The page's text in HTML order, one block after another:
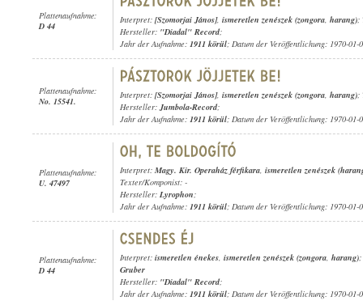
Plattenaufnahme:
D 44
Interpret: [Szomorjai János], ismeretlen zenészek (zongora, harang);
Hersteller: "Diadal" Record;
Jahr der Aufnahme: 1911 körül; Datum der Veröffentlichung: 1970-01-
Plattenaufnahme:
No. 15541.
Interpret: [Szomorjai János], ismeretlen zenészek (zongora, harang);
Hersteller:Jumbola-Record;
Jahr der Aufnahme: 1911 körül; Datum der Veröffentlichung: 1970-01-
Plattenaufnahme:
U. 47497
Interpret: Magy. Kir. Operaház férfikara, ismeretlen zenészek
Texter/Komponist: -
Hersteller: Lyrophon;
Jahr der Aufnahme: 1911 körül; Datum der Veröffentlichung: 1970-01-
Plattenaufnahme:
D 44
Interpret: ismeretlen énekes, ismeretlen zenészek (zongora, harang);
Gruber
Hersteller: "Diadal" Record;
Jahr der Aufnahme: 1911 körül; Datum der Veröffentlichung: 1970-01-